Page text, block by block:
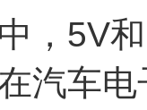
，5V
汽车